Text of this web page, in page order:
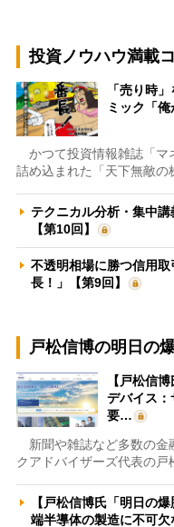
投資ノウハウ満載
「売り時
ミック「俺
かつて投資情報雑誌「マ
詰め込まれた「天下無敵の
テクニカル分析・集中
【第10回】
不透明相場に勝つ信用
長！」【第9回】
戸松信博の明日の
【戸松信
デバイス
要…
新聞や雑誌など多数の金
クアドバイザーズ代表の戸
【戸松信博氏「明日の
端半導体の製造に不可